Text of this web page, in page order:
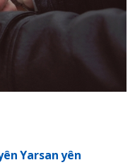
Yarsan yên